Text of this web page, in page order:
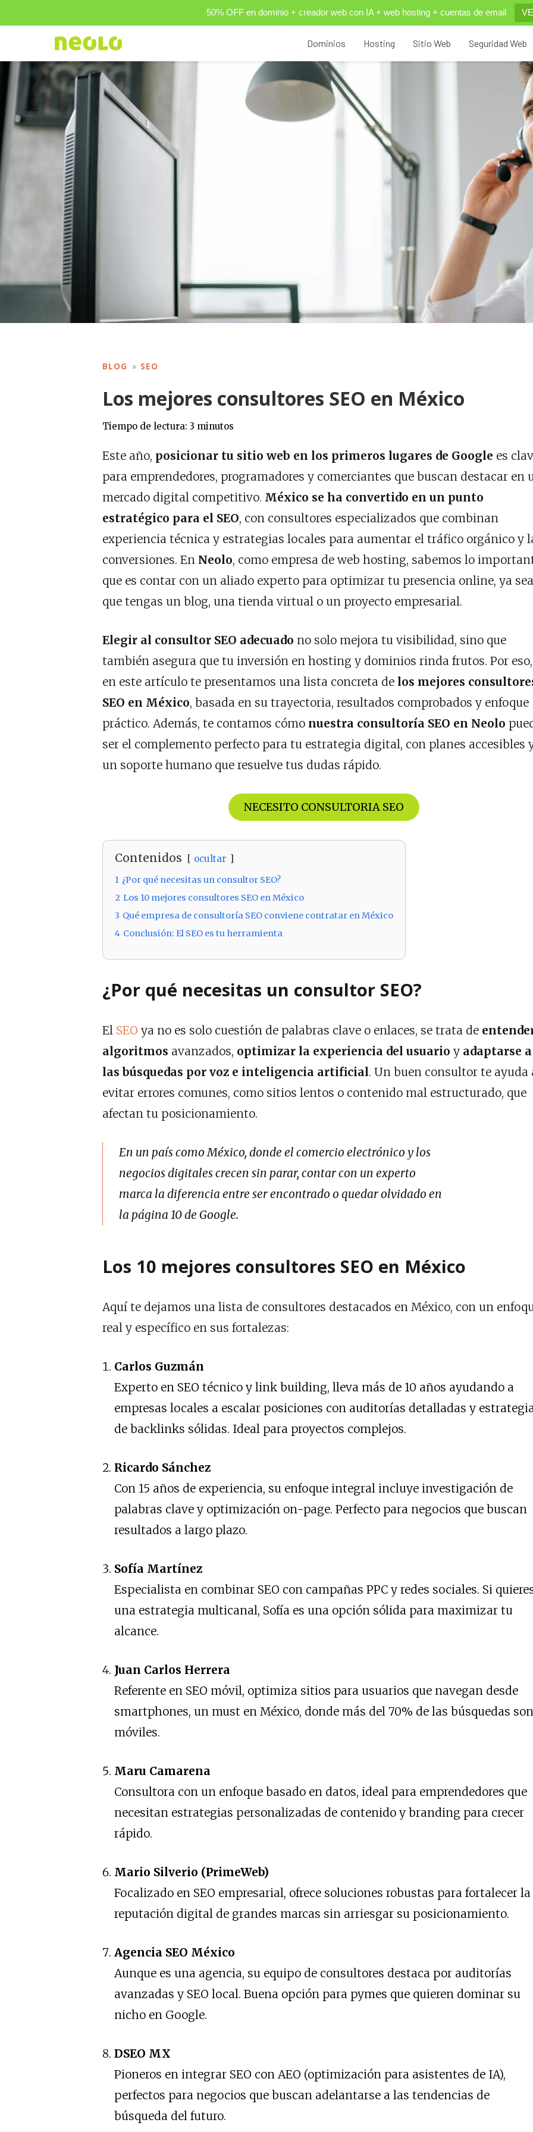
50% OFF en dominio + creador web con IA + web hosting + cuentas de email
Dominios Hosting Sitio Web Seguridad Web
BLOG SEO
Los mejores consultores SEO en México
Tiempo de lectura: 3 minutos
Este año, posicionar tu sitio web en los primeros lugares de Google es
para emprendedores, programadores y comerciantes que buscan destacar en
mercado digital competitivo. México se ha convertido en un punto
estratégico para el SEO, con consultores especializados que combinan
experiencia técnica y estrategias locales para aumentar el tráfico orgánico y
conversiones. En Neolo, como empresa de web hosting, sabemos lo
que es contar con un aliado experto para optimizar tu presencia online, ya sea
que tengas un blog, una tienda virtual o un proyecto empresarial.
Elegir al consultor SEO adecuado no solo mejora tu visibilidad, sino que
también asegura que tu inversión en hosting y dominios rinda frutos. Por eso,
en este artículo te presentamos una lista concreta de los mejores
SEO en México, basada en su trayectoria, resultados comprobados y enfoque
práctico. Además, te contamos cómo nuestra consultoría SEO en Neolo
ser el complemento perfecto para tu estrategia digital, con planes accesibles
un soporte humano que resuelve tus dudas rápido.
NECESITO CONSULTORIA SEO
Contenidos ocultar
1 ¿Por qué necesitas un consultor SEO?
2 Los 10 mejores consultores SEO en México
3 Qué empresa de consultoría SEO conviene contratar en México
4 Conclusión: El SEO es tu herramienta
¿Por qué necesitas un consultor SEO?
El SEO ya no es solo cuestión de palabras clave o enlaces, se trata de
algoritmos avanzados, optimizar la experiencia del usuario y adaptarse a
las búsquedas por voz e inteligencia artificial. Un buen consultor te ayuda
evitar errores comunes, como sitios lentos o contenido mal estructurado, que
afectan tu posicionamiento.
En un país como México, donde el comercio electrónico y los
negocios digitales crecen sin parar, contar con un experto
marca la diferencia entre ser encontrado o quedar olvidado en
la página 10 de Google.
Los 10 mejores consultores SEO en México
Aquí te dejamos una lista de consultores destacados en México, con un
real y específico en sus fortalezas:
Carlos Guzmán
Experto en SEO técnico y link building, lleva más de 10 años ayudando a
empresas locales a escalar posiciones con auditorías detalladas y
de backlinks sólidas. Ideal para proyectos complejos.
Ricardo Sánchez
Con 15 años de experiencia, su enfoque integral incluye investigación de
palabras clave y optimización on-page. Perfecto para negocios que buscan
resultados a largo plazo.
Sofía Martínez
Especialista en combinar SEO con campañas PPC y redes sociales. Si
una estrategia multicanal, Sofía es una opción sólida para maximizar tu
alcance.
Juan Carlos Herrera
Referente en SEO móvil, optimiza sitios para usuarios que navegan desde
smartphones, un must en México, donde más del 70% de las búsquedas son
móviles.
Maru Camarena
Consultora con un enfoque basado en datos, ideal para emprendedores que
necesitan estrategias personalizadas de contenido y branding para crecer
rápido.
Mario Silverio (PrimeWeb)
Focalizado en SEO empresarial, ofrece soluciones robustas para fortalecer la
reputación digital de grandes marcas sin arriesgar su posicionamiento.
Agencia SEO México
Aunque es una agencia, su equipo de consultores destaca por auditorías
avanzadas y SEO local. Buena opción para pymes que quieren dominar su
nicho en Google.
DSEO MX
Pioneros en integrar SEO con AEO (optimización para asistentes de IA),
perfectos para negocios que buscan adelantarse a las tendencias de
búsqueda del futuro.